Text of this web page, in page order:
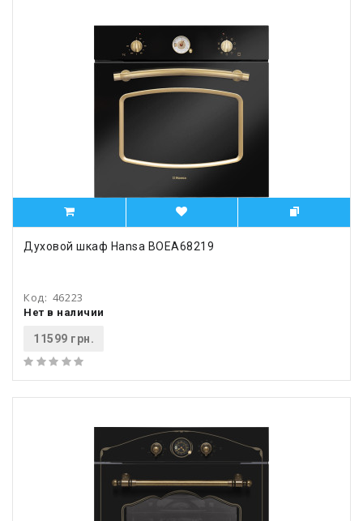
Духовой шкаф Hansa BOEA68219
Код: 46223
Нет в наличии
11599 грн.